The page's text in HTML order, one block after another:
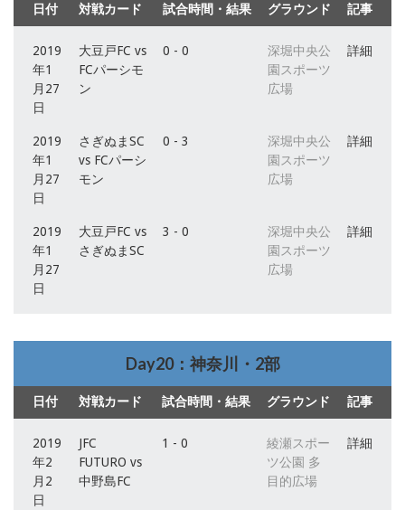
日付 対戦カード 試合時間・結果 グラウンド 記事
2019
年1
月27
日
大豆戸FC vs
FCパーシモ
ン
0 - 0
深堀中央公
園スポーツ
広場
詳細
2019
年1
月27
日
さぎぬまSC
vs FCパーシ
モン
0 - 3
深堀中央公
園スポーツ
広場
詳細
2019
年1
月27
日
大豆戸FC vs
さぎぬまSC
3 - 0
深堀中央公
園スポーツ
広場
詳細
Day20：神奈川・2部
日付 対戦カード 試合時間・結果 グラウンド 記事
2019
年2
月2
日
JFC
FUTURO vs
中野島FC
1 - 0
綾瀬スポー
ツ公園 多
目的広場
詳細